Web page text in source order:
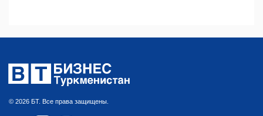
© 2026 БТ. Все права защищены.